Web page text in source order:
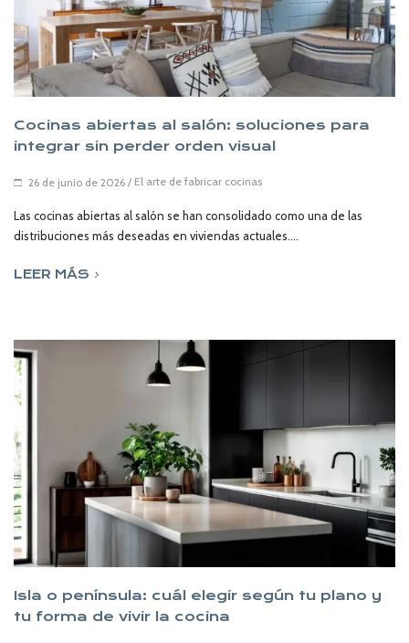
Cocinas abiertas al salón: soluciones para
integrar sin perder orden visual
26 de junio de 2026 / El arte de fabricar cocinas
Las cocinas abiertas al salón se han consolidado como una de las
distribuciones más deseadas en viviendas actuales....
LEER MÁS
Isla o península: cuál elegir según tu plano y
tu forma de vivir la cocina